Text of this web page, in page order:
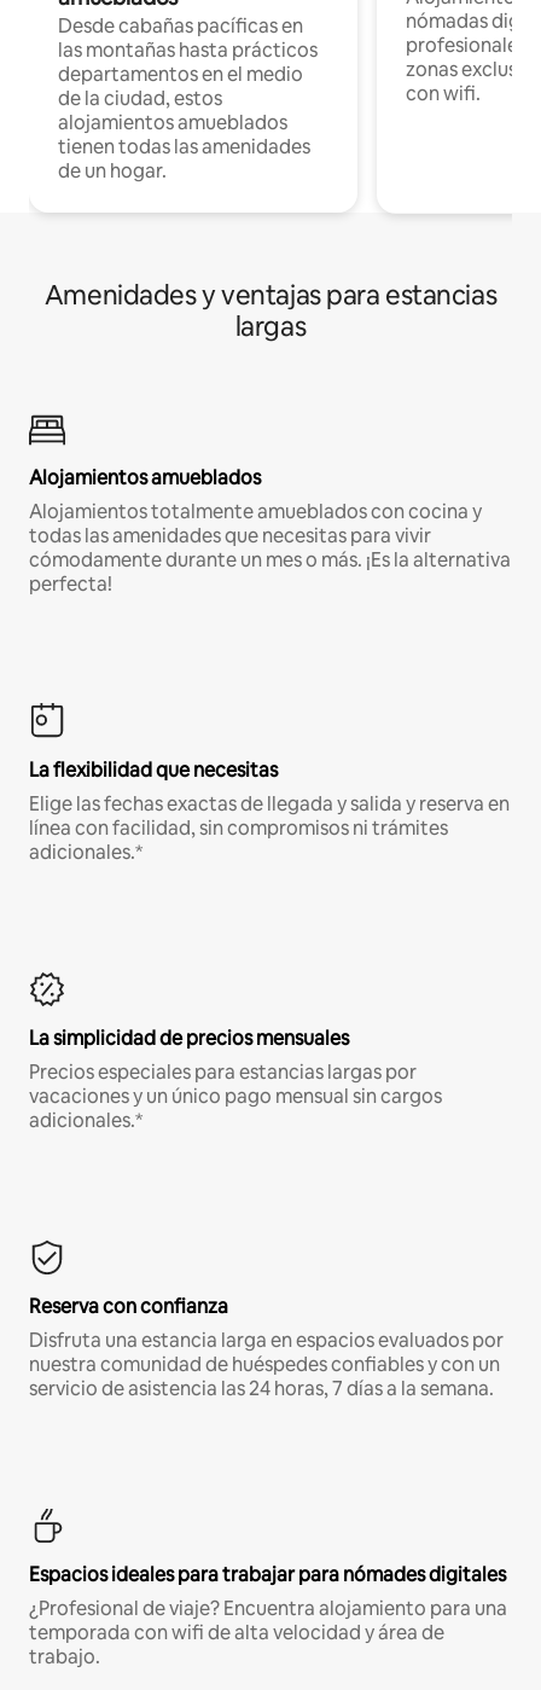
Desde cabañas pacíficas en
las montañas hasta prácticos
departamentos en el medio
de la ciudad, estos
alojamientos amueblados
tienen todas las amenidades
de un hogar.
nómadas
profesionales
zonas
con wifi.
Amenidades y ventajas para estancias
largas
Alojamientos amueblados
Alojamientos totalmente amueblados con cocina y
todas las amenidades que necesitas para vivir
cómodamente durante un mes o más. ¡Es la alternativa
perfecta!
La flexibilidad que necesitas
Elige las fechas exactas de llegada y salida y reserva en
línea con facilidad, sin compromisos ni trámites
adicionales.*
La simplicidad de precios mensuales
Precios especiales para estancias largas por
vacaciones y un único pago mensual sin cargos
adicionales.*
Reserva con confianza
Disfruta una estancia larga en espacios evaluados por
nuestra comunidad de huéspedes confiables y con un
servicio de asistencia las 24 horas, 7 días a la semana.
Espacios ideales para trabajar para nómades digitales
¿Profesional de viaje? Encuentra alojamiento para una
temporada con wifi de alta velocidad y área de
trabajo.